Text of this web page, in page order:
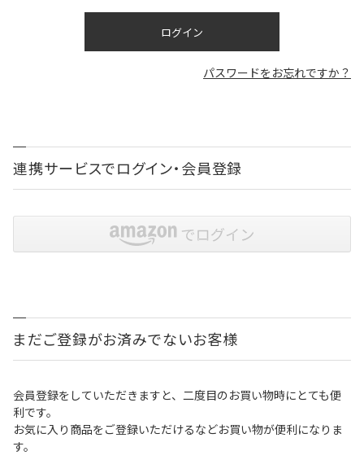
ログイン
パスワードをお忘れですか？
連携サービスでログイン・会員登録
まだご登録がお済みでないお客様
会員登録をしていただきますと、二度目のお買い物時にとても便
利です。
お気に入り商品をご登録いただけるなどお買い物が便利になりま
す。